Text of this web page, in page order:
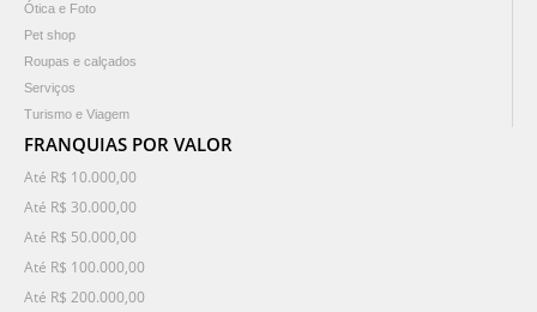
Ótica e Foto
Pet shop
Roupas e calçados
Serviços
Turismo e Viagem
FRANQUIAS POR VALOR
Até R$ 10.000,00
Até R$ 30.000,00
Até R$ 50.000,00
Até R$ 100.000,00
Até R$ 200.000,00